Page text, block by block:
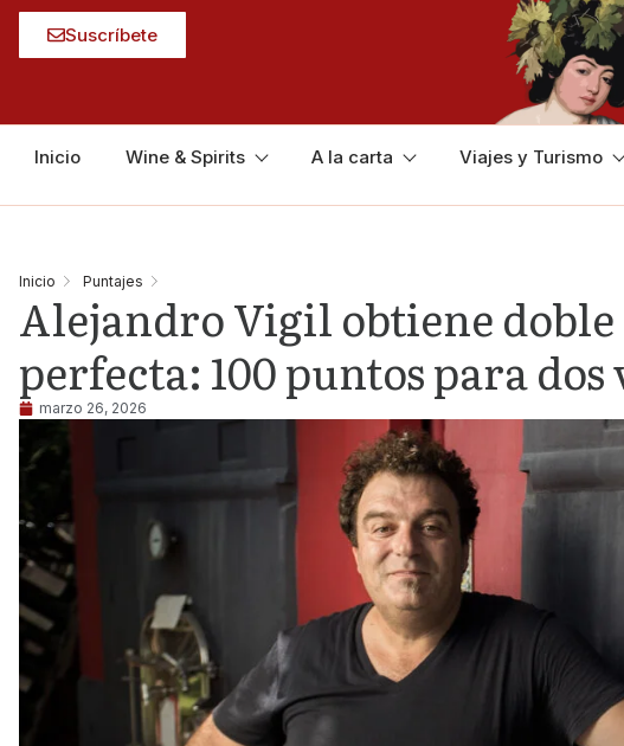
Suscríbete
Inicio Wine & Spirits A la carta Viajes y Turismo
Inicio Puntajes
Alejandro Vigil obtiene
perfecta: 100 puntos para
marzo 26, 2026